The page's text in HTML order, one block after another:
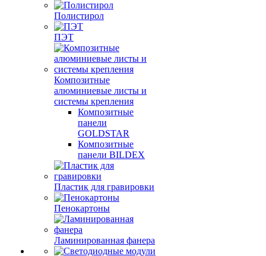
Полистирол
ПЭТ
Композитные
алюминиевые листы и
системы крепления
Композитные
панели
GOLDSTAR
Композитные
панели BILDEX
Пластик для гравировки
Пенокартоны
Ламинированная фанера